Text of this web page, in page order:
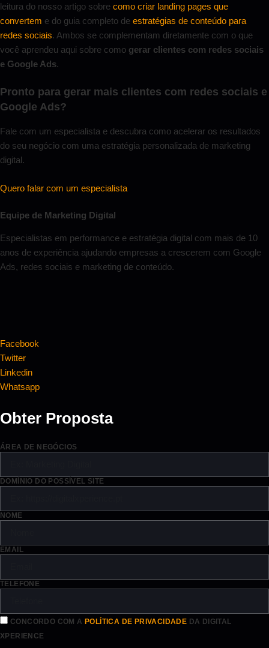
leitura do nosso artigo sobre como criar landing pages que
convertem e do guia completo de estratégias de conteúdo para
redes sociais. Ambos se complementam diretamente com o que
você aprendeu aqui sobre como gerar clientes com redes sociais
e Google Ads.
Pronto para gerar mais clientes com redes sociais e
Google Ads?
Fale com um especialista e descubra como acelerar os resultados
do seu negócio com uma estratégia personalizada de marketing
digital.
Quero falar com um especialista
Equipe de Marketing Digital
Especialistas em performance e estratégia digital com mais de 10
anos de experiência ajudando empresas a crescerem com Google
Ads, redes sociais e marketing de conteúdo.
Facebook
Twitter
Linkedin
Whatsapp
Obter Proposta
ÁREA DE NEGÓCIOS
DOMÍNIO DO POSSÍVEL SITE
NOME
EMAIL
TELEFONE
CONCORDO COM APOLÍTICA DE PRIVACIDADE DA DIGITAL
XPERIENCE